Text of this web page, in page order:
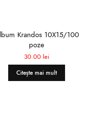
Krandos 10X15/100
poze
30.00 lei
Citește mai mult